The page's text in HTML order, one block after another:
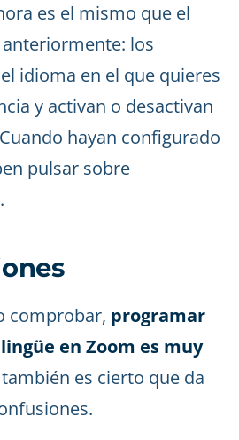
es el mismo que el
los
idioma en el que quieres
y activan o desactivan
hayan configurado
pulsar sobre
comprobar, programar
en Zoom es muy
es cierto que da